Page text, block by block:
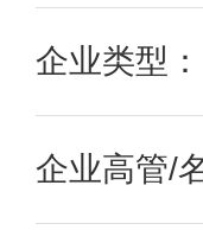
企业类型
企业高管/